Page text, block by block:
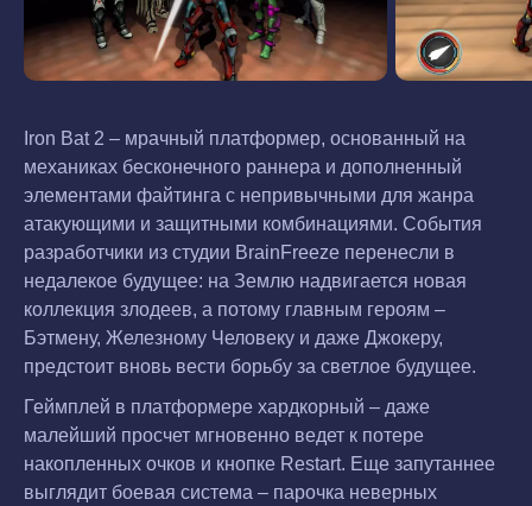
Iron Bat 2 – мрачный платформер, основанный на
механиках бесконечного раннера и дополненный
элементами файтинга с непривычными для жанра
атакующими и защитными комбинациями. События
разработчики из студии BrainFreeze перенесли в
недалекое будущее: на Землю надвигается новая
коллекция злодеев, а потому главным героям –
Бэтмену, Железному Человеку и даже Джокеру,
предстоит вновь вести борьбу за светлое будущее.
Геймплей в платформере хардкорный – даже
малейший просчет мгновенно ведет к потере
накопленных очков и кнопке Restart. Еще запутаннее
выглядит боевая система – парочка неверных